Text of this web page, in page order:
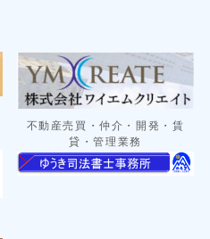
不動産売買・仲介・開発・賃
貸・管理業務